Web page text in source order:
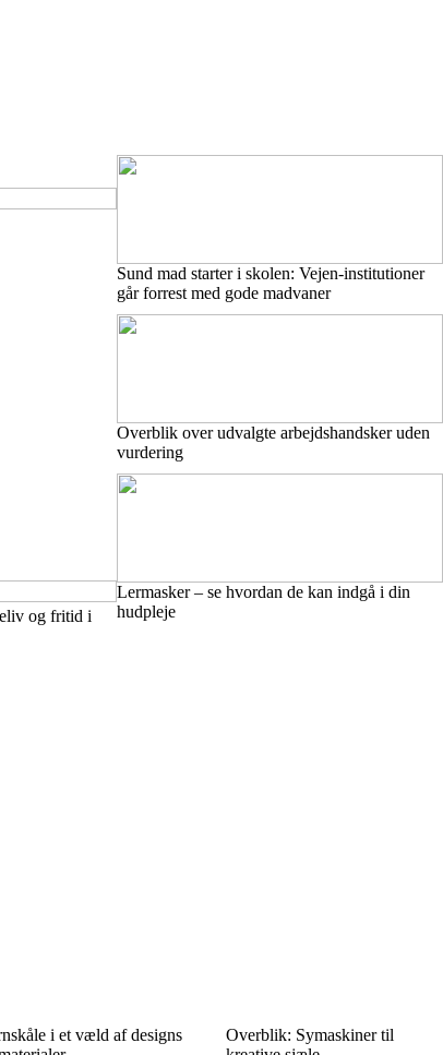
og fritid i
Sund mad starter i skolen: Vejen-institutioner
går forrest med gode madvaner
Overblik over udvalgte arbejdshandsker uden
vurdering
Lermasker – se hvordan de kan indgå i din
hudpleje
i et væld af designs
Overblik: Symaskiner til